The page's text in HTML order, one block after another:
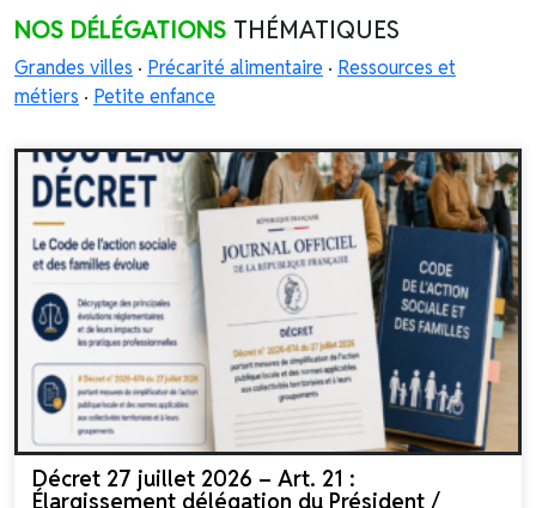
NOS DÉLÉGATIONS THÉMATIQUES
Grandes villes · Précarité alimentaire · Ressources et
métiers · Petite enfance
Décret 27 juillet 2026 – Art. 21 :
Élargissement délégation du Président /